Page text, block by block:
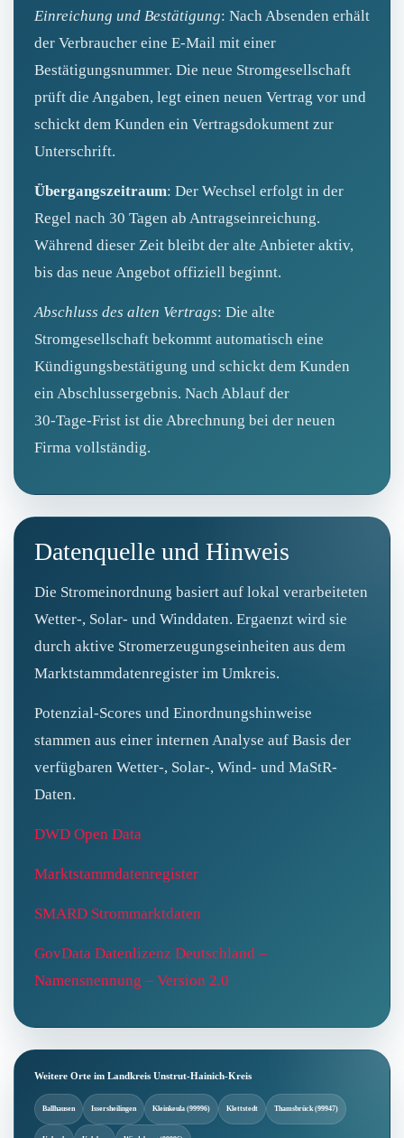
Einreichung und Bestätigung: Nach Absenden erhält
der Verbraucher eine E‑Mail mit einer
Bestätigungsnummer. Die neue Stromgesellschaft
prüft die Angaben, legt einen neuen Vertrag vor und
schickt dem Kunden ein Vertragsdokument zur
Unterschrift.
Übergangszeitraum: Der Wechsel erfolgt in der
Regel nach 30 Tagen ab Antragseinreichung.
Während dieser Zeit bleibt der alte Anbieter aktiv,
bis das neue Angebot offiziell beginnt.
Abschluss des alten Vertrags: Die alte
Stromgesellschaft bekommt automatisch eine
Kündigungsbestätigung und schickt dem Kunden
ein Abschlussergebnis. Nach Ablauf der
30‑Tage‑Frist ist die Abrechnung bei der neuen
Firma vollständig.
Datenquelle und Hinweis
Die Stromeinordnung basiert auf lokal verarbeiteten
Wetter-, Solar- und Winddaten. Ergaenzt wird sie
durch aktive Stromerzeugungseinheiten aus dem
Marktstammdatenregister im Umkreis.
Potenzial-Scores und Einordnungshinweise
stammen aus einer internen Analyse auf Basis der
verfügbaren Wetter-, Solar-, Wind- und MaStR-
Daten.
DWD Open Data
Marktstammdatenregister
SMARD Strommarktdaten
GovData Datenlizenz Deutschland –
Namensnennung – Version 2.0
Weitere Orte im Landkreis Unstrut-Hainich-Kreis
Ballhausen Issersheilingen Kleinkeula (99996) Klettstedt Thamsbrück (99947)